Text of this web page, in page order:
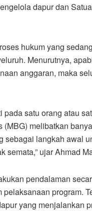
dapur dan
hukum yang
Menurutnya,
anggaran, maka
satu orang atau
melibatkan
sebagai langkah awal
semata,” ujar Ahmad
pendalaman
program.
yang menjalankan